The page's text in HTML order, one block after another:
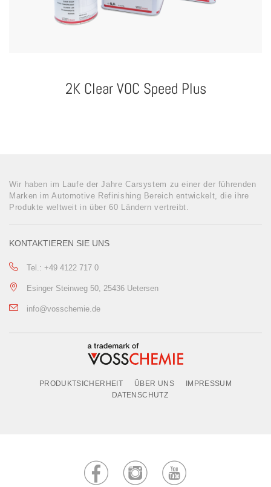
2K Clear VOC Speed Plus
Wir haben im Laufe der Jahre Carsystem zu einer der führenden
Marken im Automotive Refinishing Bereich entwickelt, die ihre
Produkte weltweit in über 60 Ländern vertreibt.
KONTAKTIEREN SIE UNS
Tel.: +49 4122 717 0
Esinger Steinweg 50, 25436 Uetersen
info@vosschemie.de
PRODUKTSICHERHEIT ÜBER UNS
IMPRESSUM
DATENSCHUTZ